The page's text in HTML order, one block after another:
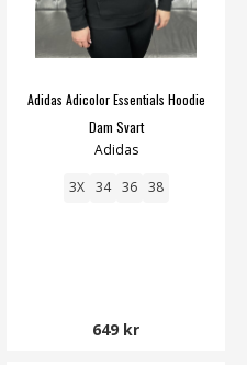
Adidas Adicolor Essentials Hoodie
Dam Svart
Adidas
3X 34 36 38
649 kr